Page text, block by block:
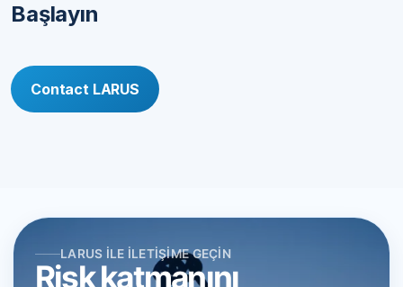
Başlayın
Contact LARUS
LARUS ILE İLETIŞIME GEÇIN
Risk katmanını